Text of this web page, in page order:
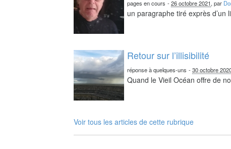
pages en cours -26 octobre 2021, par
un paragraphe tiré exprès d’un
Retour sur l’illisibilité
réponse à quelques-uns -30 octobre
Quand le Vieil Océan offre de
Voir tous les articles de cette rubrique